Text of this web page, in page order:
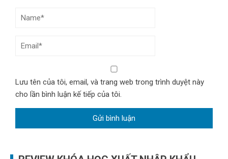
Lưu tên của tôi, email, và trang web trong trình duyệt này
cho lần bình luận kế tiếp của tôi.